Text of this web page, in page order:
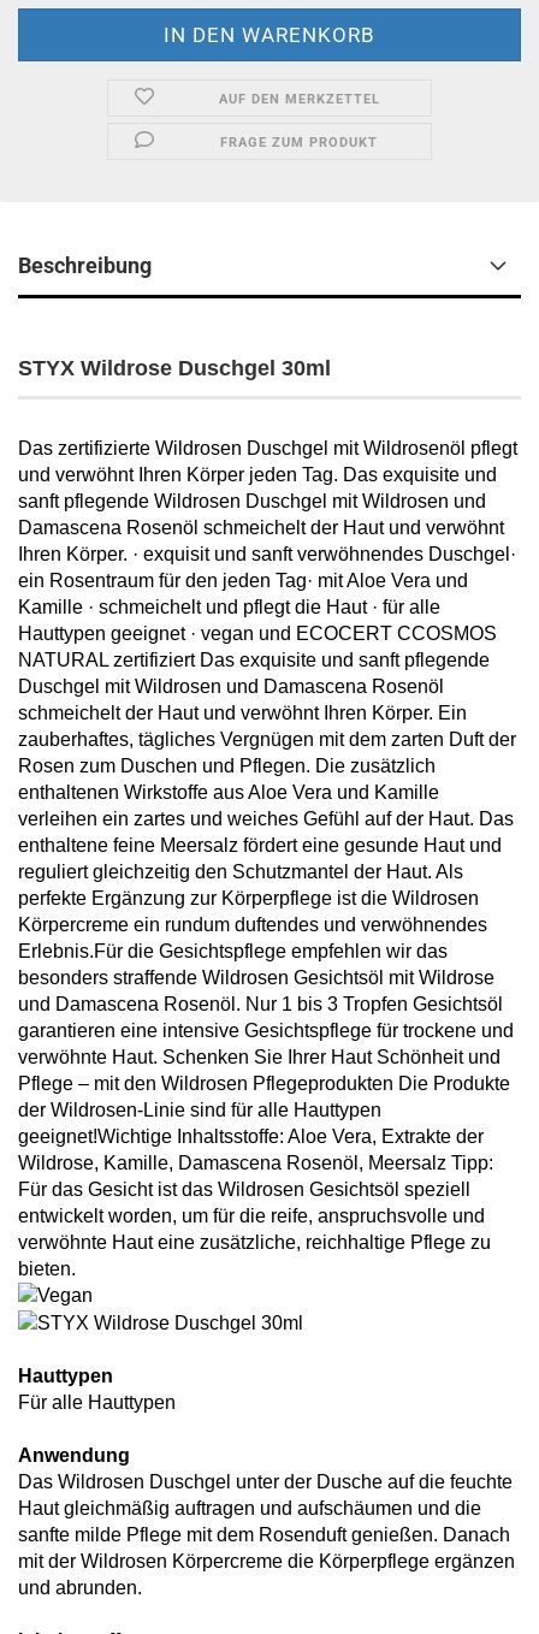
AUF DEN MERKZETTEL
FRAGE ZUM PRODUKT
Beschreibung
STYX Wildrose Duschgel 30ml
Das zertifizierte Wildrosen Duschgel mit Wildrosenöl pflegt
und verwöhnt Ihren Körper jeden Tag. Das exquisite und
sanft pflegende Wildrosen Duschgel mit Wildrosen und
Damascena Rosenöl schmeichelt der Haut und verwöhnt
Ihren Körper. · exquisit und sanft verwöhnendes Duschgel·
ein Rosentraum für den jeden Tag· mit Aloe Vera und
Kamille · schmeichelt und pflegt die Haut · für alle
Hauttypen geeignet · vegan und ECOCERT CCOSMOS
NATURAL zertifiziert Das exquisite und sanft pflegende
Duschgel mit Wildrosen und Damascena Rosenöl
schmeichelt der Haut und verwöhnt Ihren Körper. Ein
zauberhaftes, tägliches Vergnügen mit dem zarten Duft der
Rosen zum Duschen und Pflegen. Die zusätzlich
enthaltenen Wirkstoffe aus Aloe Vera und Kamille
verleihen ein zartes und weiches Gefühl auf der Haut. Das
enthaltene feine Meersalz fördert eine gesunde Haut und
reguliert gleichzeitig den Schutzmantel der Haut. Als
perfekte Ergänzung zur Körperpflege ist die Wildrosen
Körpercreme ein rundum duftendes und verwöhnendes
Erlebnis.Für die Gesichtspflege empfehlen wir das
besonders straffende Wildrosen Gesichtsöl mit Wildrose
und Damascena Rosenöl. Nur 1 bis 3 Tropfen Gesichtsöl
garantieren eine intensive Gesichtspflege für trockene und
verwöhnte Haut. Schenken Sie Ihrer Haut Schönheit und
Pflege – mit den Wildrosen Pflegeprodukten Die Produkte
der Wildrosen-Linie sind für alle Hauttypen
geeignet!Wichtige Inhaltsstoffe: Aloe Vera, Extrakte der
Wildrose, Kamille, Damascena Rosenöl, Meersalz Tipp:
Für das Gesicht ist das Wildrosen Gesichtsöl speziell
entwickelt worden, um für die reife, anspruchsvolle und
verwöhnte Haut eine zusätzliche, reichhaltige Pflege zu
bieten.
Hauttypen
Für alle Hauttypen
Anwendung
Das Wildrosen Duschgel unter der Dusche auf die feuchte
Haut gleichmäßig auftragen und aufschäumen und die
sanfte milde Pflege mit dem Rosenduft genießen. Danach
mit der Wildrosen Körpercreme die Körperpflege ergänzen
und abrunden.